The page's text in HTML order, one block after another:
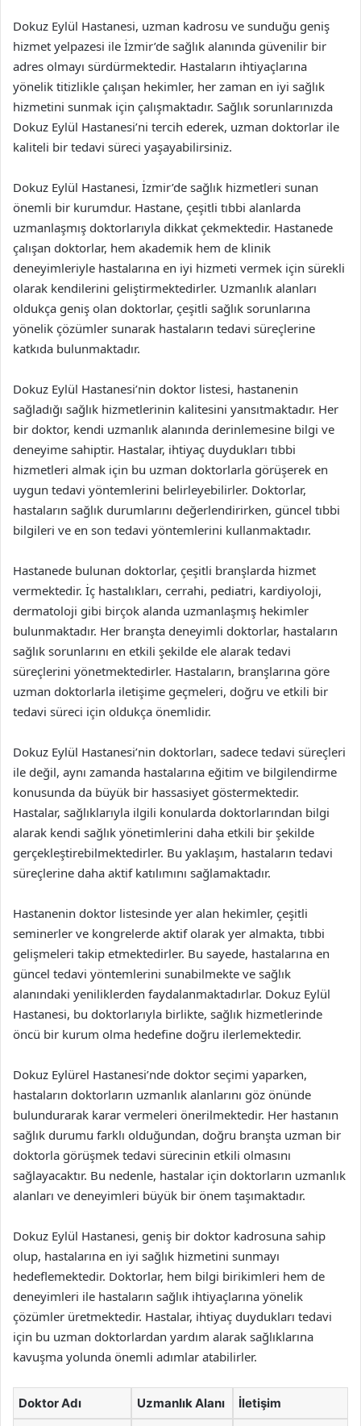
Dokuz Eylül Hastanesi, uzman kadrosu ve sunduğu geniş
hizmet yelpazesi ile İzmir’de sağlık alanında güvenilir bir
adres olmayı sürdürmektedir. Hastaların ihtiyaçlarına
yönelik titizlikle çalışan hekimler, her zaman en iyi sağlık
hizmetini sunmak için çalışmaktadır. Sağlık sorunlarınızda
Dokuz Eylül Hastanesi’ni tercih ederek, uzman doktorlar ile
kaliteli bir tedavi süreci yaşayabilirsiniz.
Dokuz Eylül Hastanesi, İzmir’de sağlık hizmetleri sunan
önemli bir kurumdur. Hastane, çeşitli tıbbi alanlarda
uzmanlaşmış doktorlarıyla dikkat çekmektedir. Hastanede
çalışan doktorlar, hem akademik hem de klinik
deneyimleriyle hastalarına en iyi hizmeti vermek için sürekli
olarak kendilerini geliştirmektedirler. Uzmanlık alanları
oldukça geniş olan doktorlar, çeşitli sağlık sorunlarına
yönelik çözümler sunarak hastaların tedavi süreçlerine
katkıda bulunmaktadır.
Dokuz Eylül Hastanesi’nin doktor listesi, hastanenin
sağladığı sağlık hizmetlerinin kalitesini yansıtmaktadır. Her
bir doktor, kendi uzmanlık alanında derinlemesine bilgi ve
deneyime sahiptir. Hastalar, ihtiyaç duydukları tıbbi
hizmetleri almak için bu uzman doktorlarla görüşerek en
uygun tedavi yöntemlerini belirleyebilirler. Doktorlar,
hastaların sağlık durumlarını değerlendirirken, güncel tıbbi
bilgileri ve en son tedavi yöntemlerini kullanmaktadır.
Hastanede bulunan doktorlar, çeşitli branşlarda hizmet
vermektedir. İç hastalıkları, cerrahi, pediatri, kardiyoloji,
dermatoloji gibi birçok alanda uzmanlaşmış hekimler
bulunmaktadır. Her branşta deneyimli doktorlar, hastaların
sağlık sorunlarını en etkili şekilde ele alarak tedavi
süreçlerini yönetmektedirler. Hastaların, branşlarına göre
uzman doktorlarla iletişime geçmeleri, doğru ve etkili bir
tedavi süreci için oldukça önemlidir.
Dokuz Eylül Hastanesi’nin doktorları, sadece tedavi süreçleri
ile değil, aynı zamanda hastalarına eğitim ve bilgilendirme
konusunda da büyük bir hassasiyet göstermektedir.
Hastalar, sağlıklarıyla ilgili konularda doktorlarından bilgi
alarak kendi sağlık yönetimlerini daha etkili bir şekilde
gerçekleştirebilmektedirler. Bu yaklaşım, hastaların tedavi
süreçlerine daha aktif katılımını sağlamaktadır.
Hastanenin doktor listesinde yer alan hekimler, çeşitli
seminerler ve kongrelerde aktif olarak yer almakta, tıbbi
gelişmeleri takip etmektedirler. Bu sayede, hastalarına en
güncel tedavi yöntemlerini sunabilmekte ve sağlık
alanındaki yeniliklerden faydalanmaktadırlar. Dokuz Eylül
Hastanesi, bu doktorlarıyla birlikte, sağlık hizmetlerinde
öncü bir kurum olma hedefine doğru ilerlemektedir.
Dokuz Eylürel Hastanesi’nde doktor seçimi yaparken,
hastaların doktorların uzmanlık alanlarını göz önünde
bulundurarak karar vermeleri önerilmektedir. Her hastanın
sağlık durumu farklı olduğundan, doğru branşta uzman bir
doktorla görüşmek tedavi sürecinin etkili olmasını
sağlayacaktır. Bu nedenle, hastalar için doktorların uzmanlık
alanları ve deneyimleri büyük bir önem taşımaktadır.
Dokuz Eylül Hastanesi, geniş bir doktor kadrosuna sahip
olup, hastalarına en iyi sağlık hizmetini sunmayı
hedeflemektedir. Doktorlar, hem bilgi birikimleri hem de
deneyimleri ile hastaların sağlık ihtiyaçlarına yönelik
çözümler üretmektedir. Hastalar, ihtiyaç duydukları tedavi
için bu uzman doktorlardan yardım alarak sağlıklarına
kavuşma yolunda önemli adımlar atabilirler.
Doktor Adı Uzmanlık Alanı İletişim